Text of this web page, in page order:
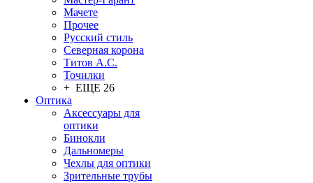
Мачете
Прочее
Русский стиль
Северная корона
Титов А.С.
Точилки
+ ЕЩЕ 26
Оптика
Аксессуары для
оптики
Бинокли
Дальномеры
Чехлы для оптики
Зрительные трубы